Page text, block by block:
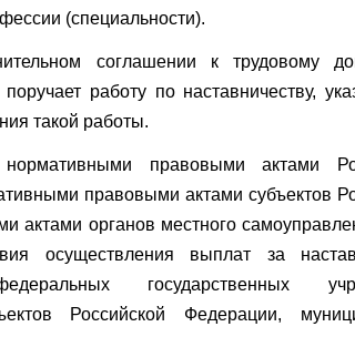
(специальности).
соглашении к трудовому
работу по наставничеству,
такой работы.
правовыми актами
правовыми актами субъектов
актами органов местного
осуществления выплат за
государственных
Российской Федерации,